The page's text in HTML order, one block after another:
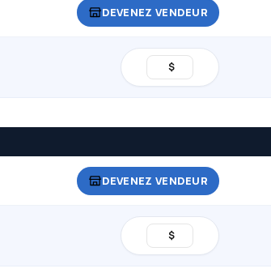
DEVENEZ VENDEUR
$
DEVENEZ VENDEUR
$